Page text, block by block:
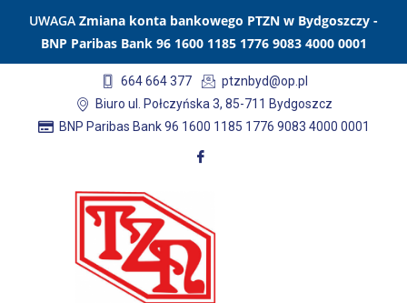
UWAGA Zmiana konta bankowego PTZN w Bydgoszczy -
BNP Paribas Bank 96 1600 1185 1776 9083 4000 0001
664 664 377
ptznbyd@op.pl
Biuro ul. Połczyńska 3, 85-711 Bydgoszcz
BNP Paribas Bank 96 1600 1185 1776 9083 4000 0001